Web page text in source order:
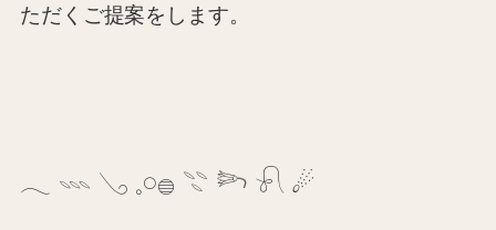
ただくご提案をします。
𓂃 𓇠 𓂅 𓈒𓏸𓐍 𓇢 𓆸 𓍯 ☄︎